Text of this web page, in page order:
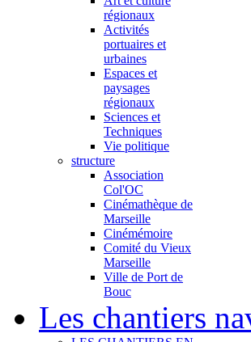
régionaux
Activités
portuaires et
urbaines
Espaces et
paysages
régionaux
Sciences et
Techniques
Vie politique
structure
Association
Col'OC
Cinémathèque de
Marseille
Cinémémoire
Comité du Vieux
Marseille
Ville de Port de
Bouc
Les chantiers